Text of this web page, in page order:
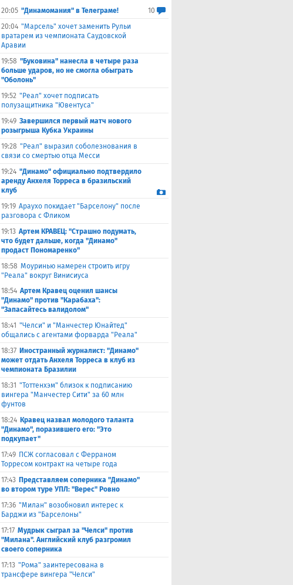
20:05 "Динамомания" в Телеграме!
10
20:04 "Марсель" хочет заменить Рульи
вратарем из чемпионата Саудовской
Аравии
19:58 "Буковина" нанесла в четыре раза
больше ударов, но не смогла обыграть
"Оболонь"
19:52 "Реал" хочет подписать
полузащитника "Ювентуса"
19:49 Завершился первый матч нового
розыгрыша Кубка Украины
19:28 "Реал" выразил соболезнования в
связи со смертью отца Месси
19:24 "Динамо" официально подтвердило
аренду Анхеля Торреса в бразильский
клуб
19:19 Араухо покидает "Барселону" после
разговора с Фликом
19:13 Артем КРАВЕЦ: "Страшно подумать,
что будет дальше, когда "Динамо"
продаст Пономаренко"
18:58 Моуринью намерен строить игру
"Реала" вокруг Винисиуса
18:54 Артем Кравец оценил шансы
"Динамо" против "Карабаха":
"Запасайтесь валидолом"
18:41 "Челси" и "Манчестер Юнайтед"
общались с агентами форварда "Реала"
18:37 Иностранный журналист: "Динамо"
может отдать Анхеля Торреса в клуб из
чемпионата Бразилии
18:31 "Тоттенхэм" близок к подписанию
вингера "Манчестер Сити" за 60 млн
фунтов
18:24 Кравец назвал молодого таланта
"Динамо", поразившего его: "Это
подкупает"
17:49 ПСЖ согласовал с Ферраном
Торресом контракт на четыре года
17:43 Представляем соперника "Динамо"
во втором туре УПЛ: "Верес" Ровно
17:36 "Милан" возобновил интерес к
Барджи из "Барселоны"
17:17 Мудрык сыграл за "Челси" против
"Милана". Английский клуб разгромил
своего соперника
17:13 "Рома" заинтересована в
трансфере вингера "Челси"